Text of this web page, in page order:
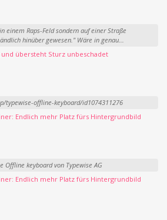
einem Raps-Feld sondern auf einer Straße
hinüber gewesen." Wäre in genau...
übersteht Sturz unbeschadet
typewise-offline-keyboard/id1074311276
Endlich mehr Platz fürs Hintergrundbild
Offline keyboard von Typewise AG
Endlich mehr Platz fürs Hintergrundbild